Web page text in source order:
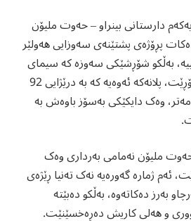
دارستانی بینراو – حەوت ملیۆن
پڕۆژەی پشتێنەی سەوزایی هەولێر
بەڵکو شۆڕشێکی سەوزە کە سیمای
پایتەخت بۆ هەمیشە دەگۆڕێت، پلانەکە ئەوەیە کە بە درێژایی 92
وەک دایکێکی بەسۆز باوەش بە
حەوت ملیۆن نەمامی بەرداری وەک
ئەم ژمارە گەورەیە نەک تەنیا ڕێژەی
بەرز دەکاتەوە، بەڵکو دەبێتە
و هەلی کاریش دەڕەخسێنێت.